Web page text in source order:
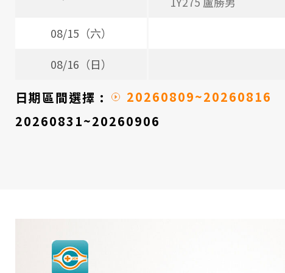
08/15（六）
08/16（日）
日期區間選擇 : 20260809~20260816
20260831~20260906